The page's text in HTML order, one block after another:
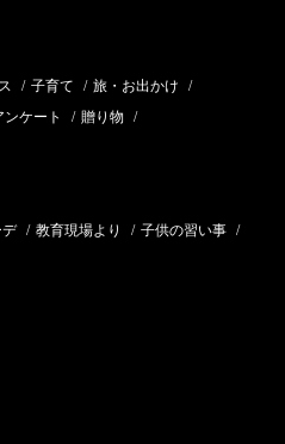
/ 子育て / 旅・お出かけ /
ケート / 贈り物 /
デ / 教育現場より / 子供の習い事 /